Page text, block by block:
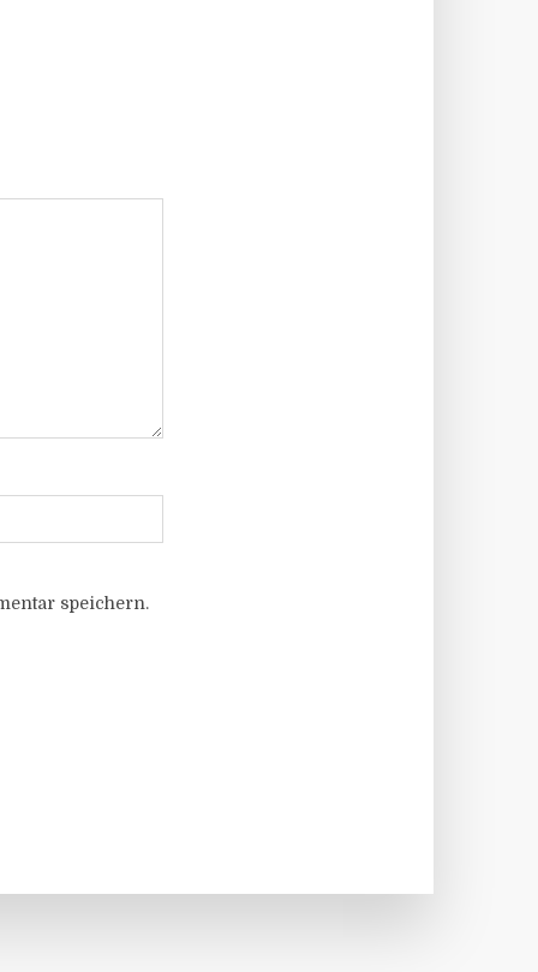
speichern.